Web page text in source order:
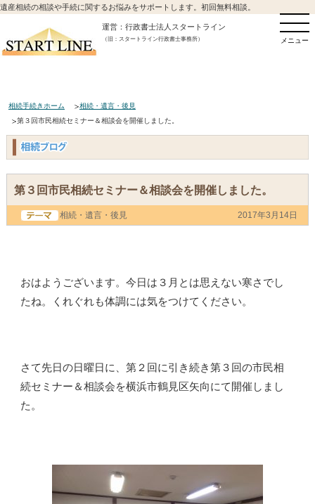
遺産相続の相談や手続に関するお悩みをサポートします。初回無料相談。
運営：行政書士法人スタートライン
（旧：スタートライン行政書士事務所） メニュー
相続手続きホーム
相続・遺言・後見
第３回市民相続セミナー＆相談会を開催しました。
第３回市民相続セミナー＆相談会を開催しました。
相続・遺言・後見 2017年3月14日
おはようございます。今日は３月とは思えない寒さでし
たね。くれぐれも体調には気をつけてください。
さて先日の日曜日に、第２回に引き続き第３回の市民相
続セミナー＆相談会を横浜市鶴見区矢向にて開催しまし
た。